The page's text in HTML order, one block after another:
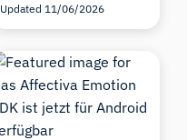
Updated 11/06/2026